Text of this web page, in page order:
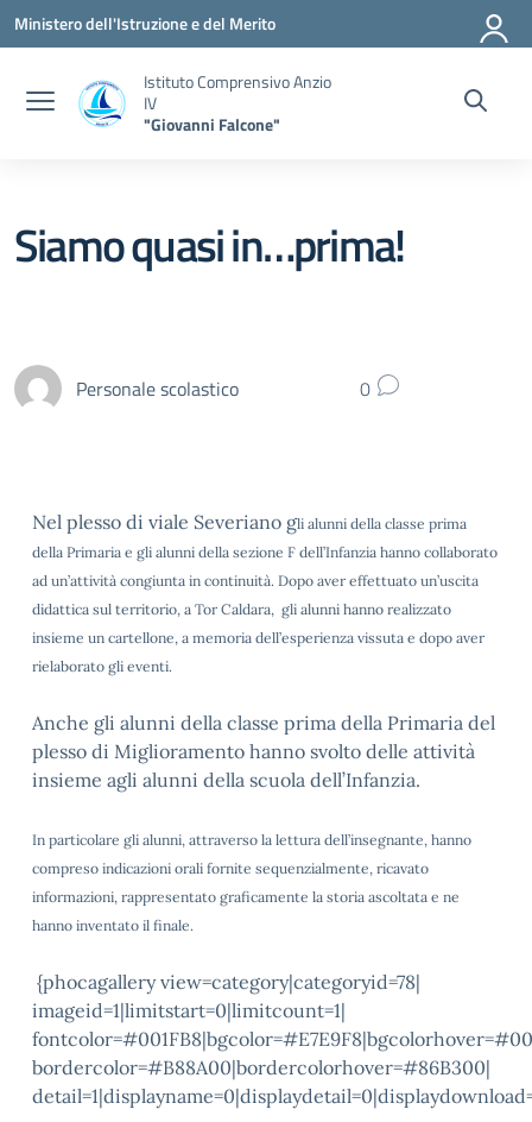
Vai ai contenuti
Vai al menu di navigazione
Vai al footer
Ministero dell'Istruzione e del Merito
Istituto Comprensivo Anzio
IV
"Giovanni Falcone"
Siamo quasi in…prima!
Personale scolastico 0
Nel plesso di viale Severiano gli alunni della classe prima
della Primaria e gli alunni della sezione F dell’Infanzia hanno collaborato
ad un’attività congiunta in continuità. Dopo aver effettuato un’uscita
didattica sul territorio, a Tor Caldara, gli alunni hanno realizzato
insieme un cartellone, a memoria dell’esperienza vissuta e dopo aver
rielaborato gli eventi.
Anche gli alunni della classe prima della Primaria del
plesso di Miglioramento hanno svolto delle attività
insieme agli alunni della scuola dell’Infanzia.
In particolare gli alunni, attraverso la lettura dell’insegnante, hanno
compreso indicazioni orali fornite sequenzialmente, ricavato
informazioni, rappresentato graficamente la storia ascoltata e ne
hanno inventato il finale.
{phocagallery view=category|categoryid=78|
imageid=1|limitstart=0|limitcount=1|
bordercolor=#B88A00|bordercolorhover=#86B300|